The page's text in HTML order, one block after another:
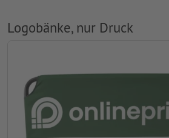
Logobänke, nur Druck